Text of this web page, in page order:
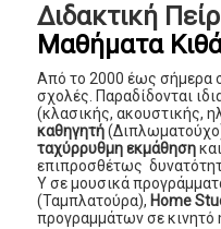
Διδακτική
Μαθήματα
Από το 2000 έως σήμερα
σχολές. Παραδίδονται
(κλασικής, ακουστικής,
καθηγητή
ταχύρρυθμη εκμάθηση
επιπροσθέτως
Υ σε μουσικά
(Ταμπλατούρα), Home
προγραμμάτων σε κινητό